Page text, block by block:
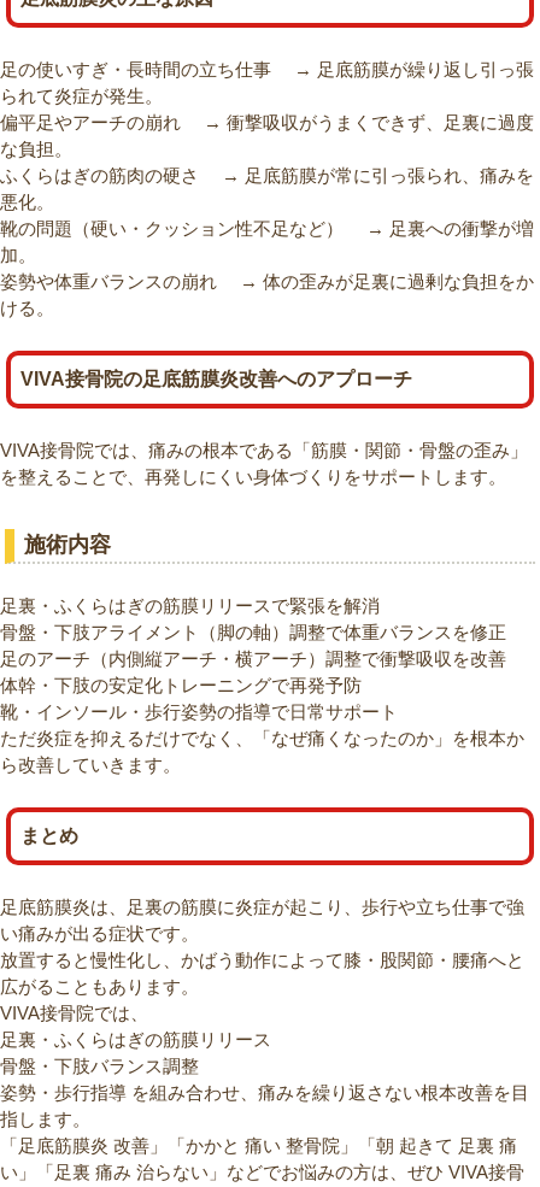
足の使いすぎ・長時間の立ち仕事 → 足底筋膜が繰り返し引っ張
られて炎症が発生。
偏平足やアーチの崩れ → 衝撃吸収がうまくできず、足裏に過度
な負担。
ふくらはぎの筋肉の硬さ → 足底筋膜が常に引っ張られ、痛みを
悪化。
靴の問題（硬い・クッション性不足など） → 足裏への衝撃が増
加。
姿勢や体重バランスの崩れ → 体の歪みが足裏に過剰な負担をか
ける。
VIVA接骨院の足底筋膜炎改善へのアプローチ
VIVA接骨院では、痛みの根本である「筋膜・関節・骨盤の歪み」
を整えることで、再発しにくい身体づくりをサポートします。
施術内容
足裏・ふくらはぎの筋膜リリースで緊張を解消
骨盤・下肢アライメント（脚の軸）調整で体重バランスを修正
足のアーチ（内側縦アーチ・横アーチ）調整で衝撃吸収を改善
体幹・下肢の安定化トレーニングで再発予防
靴・インソール・歩行姿勢の指導で日常サポート
ただ炎症を抑えるだけでなく、「なぜ痛くなったのか」を根本か
ら改善していきます。
まとめ
足底筋膜炎は、足裏の筋膜に炎症が起こり、歩行や立ち仕事で強
い痛みが出る症状です。
放置すると慢性化し、かばう動作によって膝・股関節・腰痛へと
広がることもあります。
VIVA接骨院では、
足裏・ふくらはぎの筋膜リリース
骨盤・下肢バランス調整
姿勢・歩行指導 を組み合わせ、痛みを繰り返さない根本改善を目
指します。
「足底筋膜炎 改善」「かかと 痛い 整骨院」「朝 起きて 足裏 痛
い」「足裏 痛み 治らない」などでお悩みの方は、ぜひ VIVA接骨